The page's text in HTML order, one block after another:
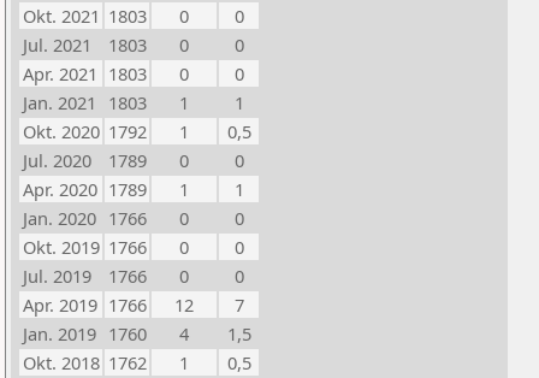
Okt. 2021 1803 0
0
Jul. 2021
1803 0
0
Apr. 2021 1803 0
0
Jan. 2021
1803 1
1
Okt. 2020 1792 1
0,5
Jul. 2020
1789 0
0
Apr. 2020 1789 1
1
Jan. 2020 1766 0
0
Okt. 2019 1766 0
0
Jul. 2019
1766 0
0
Apr. 2019 1766 12
7
Jan. 2019 1760 4
1,5
Okt. 2018 1762 1
0,5